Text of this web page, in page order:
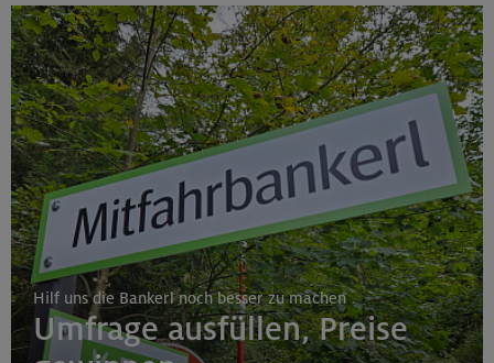
Hilf uns die Bankerl noch besser zu machen
Umfrage ausfüllen, Preise